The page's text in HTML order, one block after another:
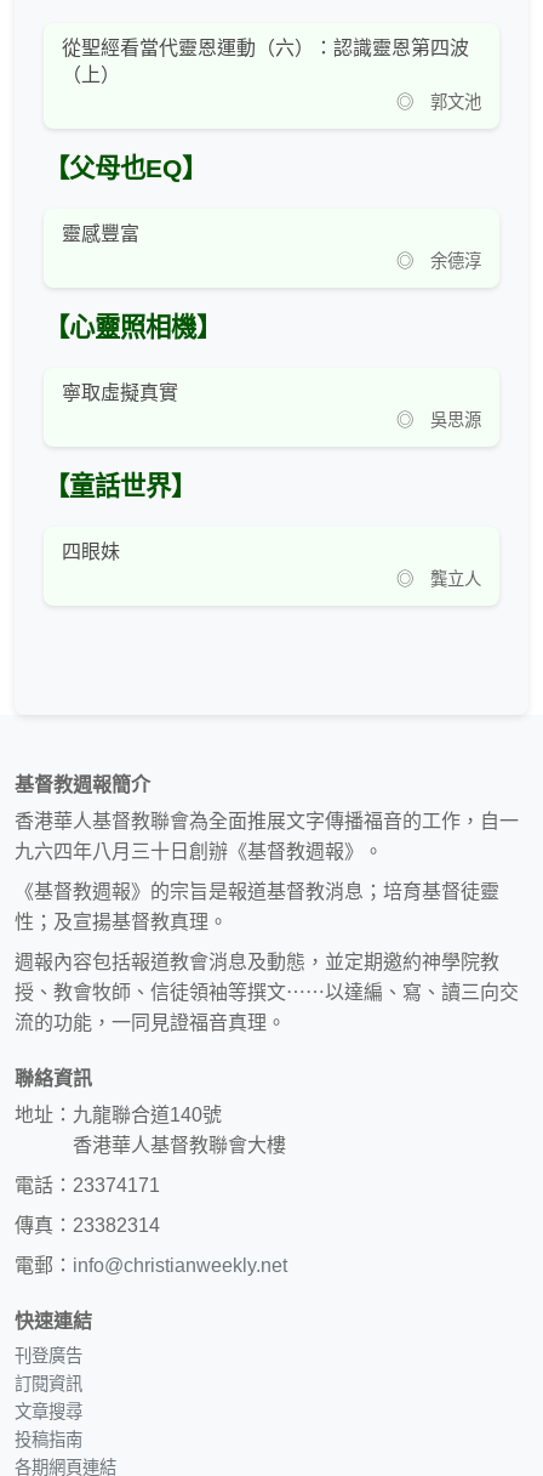
從聖經看當代靈恩運動（六）：認識靈恩第四波
（上）
◎ 郭文池
【父母也EQ】
靈感豐富
◎ 余德淳
【心靈照相機】
寧取虛擬真實
◎ 吳思源
【童話世界】
四眼妹
◎ 龔立人
基督教週報簡介
香港華人基督教聯會為全面推展文字傳播福音的工作，自一
九六四年八月三十日創辦《基督教週報》。
《基督教週報》的宗旨是報道基督教消息；培育基督徒靈
性；及宣揚基督教真理。
週報內容包括報道教會消息及動態，並定期邀約神學院教
授、教會牧師、信徒領袖等撰文⋯⋯以達編、寫、讀三向交
流的功能，一同見證福音真理。
聯絡資訊
地址：九龍聯合道140號
香港華人基督教聯會大樓
電話：23374171
傳真：23382314
電郵： info@christianweekly.net
快速連結
刊登廣告
訂閱資訊
文章搜尋
投稿指南
各期網頁連結